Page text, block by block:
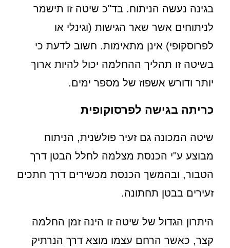
בגינה נעשה הניתוח. בד"כ שיטה זו תישמר
לניתוחים אשר שאר הגישות (וגינלי או
לפרוסקופי) אינן מתאימות. חשוב לדעת כי
בשיטה זו תהליך ההחלמה יכול להיות ארוך
יותר ודורש אשפוז של מספר ימים.
כריתה בגישה לפרסוקופית
שיטה המכונה גם זעיר פולשנית, הניתוח
מבוצע ע"י הכנסת מצלמה לחלל הבטן דרך
הטבור, ובהמשך הכנסת מכשירים דרך חתכים
זעירים בבטן תחתונה.
היתרון הגדול של שיטה זו הינה זמן החלמה
קצר, כאשר הרחם עצמו מוצא דרך הנרתיק